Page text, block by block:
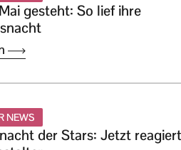
gesteht: So lief ihre
NEWS
der Stars: Jetzt reagiert